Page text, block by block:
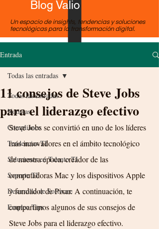
Blog Valio
Un espacio de insights, tendencias y soluciones
tecnológicas para la transformación digital.
Entrada
Todas las entradas
Noticias
Compliance
Tendencias TI
Soluciones en Talento TI
Soporte TI
Desarrollo de Software
Empleo Tips
Todas las entradas
11 consejos de Steve Jobs
para el liderazgo efectivo
Steve Jobs se convirtió en uno de los líderes
más innovadores en el ámbito tecnológico
de nuestra época, creador de las
computadoras Mac y los dispositivos Apple
y fundador de Pixar. A continuación, te
compartimos algunos de sus consejos de
Steve Jobs para el liderazgo efectivo.